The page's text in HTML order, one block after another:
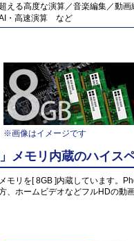
える高度な演算／音楽編集／動
・高速演算 など
※画像はイメージです
メモリ内蔵のハイス
モリを[ 8GB ]内蔵しています。
、ホームビデオなどフルHDの動